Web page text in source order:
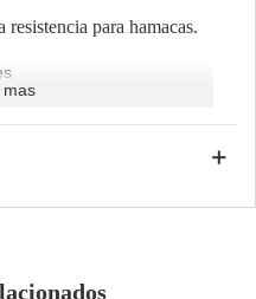
para hamacas.
mas